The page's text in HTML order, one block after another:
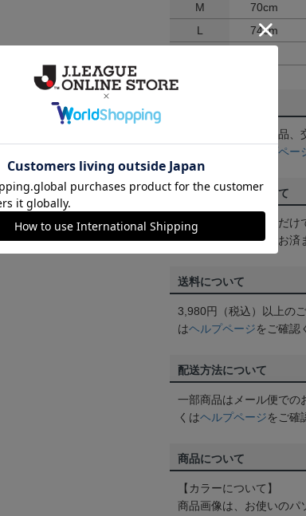
M
70cm
L
74cm
お客様都合による返品
ヘルプペー
ご注文の確定について
買い物かごに入れるだけ
めにご購入手続きをお済
送料について
3,980円（税込）以上の
はヘルプページをご確認
配送方法について
一部商品はメール便での
くはヘルプページをご確
商品について
【カラーについて】
商品画像は、お使いのパ